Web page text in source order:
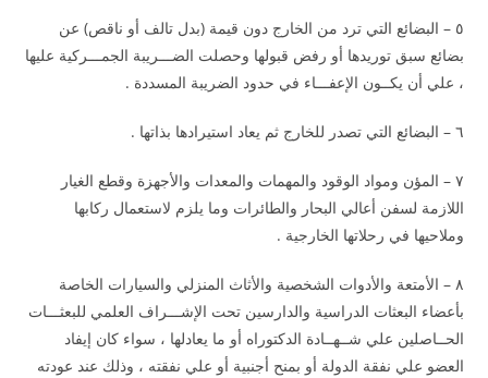
٥ – البضائع التي ترد من الخارج دون قيمة (بدل تالف أو ناقص) عن
بضائع سبق توريدها أو رفض قبولها وحصلت الضـــريبة الجمـــركية عليها
، علي أن يكــون الإعفـــاء في حدود الضريبة المسددة .
٦ – البضائع التي تصدر للخارج ثم يعاد استيرادها بذاتها .
٧ – المؤن ومواد الوقود والمهمات والمعدات والأجهزة وقطع الغيار
اللازمة لسفن أعالي البحار والطائرات وما يلزم لاستعمال ركابها
وملاحيها في رحلاتها الخارجية .
٨ – الأمتعة والأدوات الشخصية والأثاث المنزلي والسيارات الخاصة
بأعضاء البعثات الدراسية والدارسين تحت الإشـــراف العلمي للبعثـــات
الحــاصلين علي شــهــادة الدكتوراه أو ما يعادلها ، سواء كان إيفاد
العضو علي نفقة الدولة أو بمنح أجنبية أو علي نفقته ، وذلك عند عودته